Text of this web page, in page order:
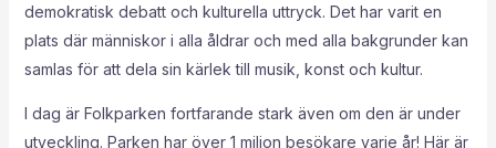
demokratisk debatt och kulturella uttryck. Det har varit en
plats där människor i alla åldrar och med alla bakgrunder kan
samlas för att dela sin kärlek till musik, konst och kultur.
I dag är Folkparken fortfarande stark även om den är under
utveckling. Parken har över 1 miljon besökare varje år! Här är